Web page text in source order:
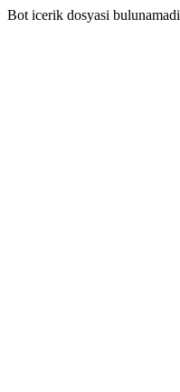
Bot icerik dosyasi bulunamadi